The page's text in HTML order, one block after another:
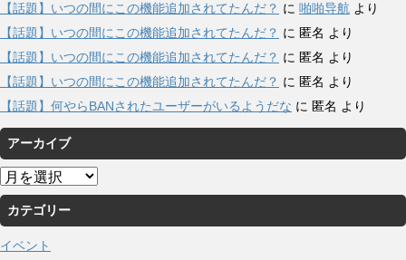
【話題】いつの間にこの機能追加されてたんだ？ に 啪啪导航 より
【話題】いつの間にこの機能追加されてたんだ？ に 匿名 より
【話題】いつの間にこの機能追加されてたんだ？ に 匿名 より
【話題】いつの間にこの機能追加されてたんだ？ に 匿名 より
【話題】何やらBANされたユーザーがいるようだな に 匿名 より
アーカイブ
ア
ー
カ
イ
ブ
カテゴリー
イベント